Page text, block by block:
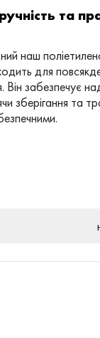
та
наш
для
Він забезпечує
зберігання та